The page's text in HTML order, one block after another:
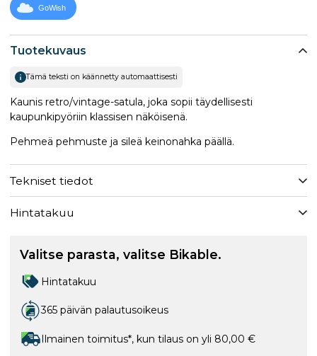
Tuotekuvaus
Tämä teksti on käännetty automaattisesti
Kaunis retro/vintage-satula, joka sopii täydellisesti
kaupunkipyöriin klassisen näköisenä.
Pehmeä pehmuste ja sileä keinonahka päällä.
Tekniset tiedot
Hintatakuu
GoWish
Valitse parasta, valitse Bikable.
Hintatakuu
365 päivän palautusoikeus
Ilmainen toimitus*, kun tilaus on yli 80,00 €